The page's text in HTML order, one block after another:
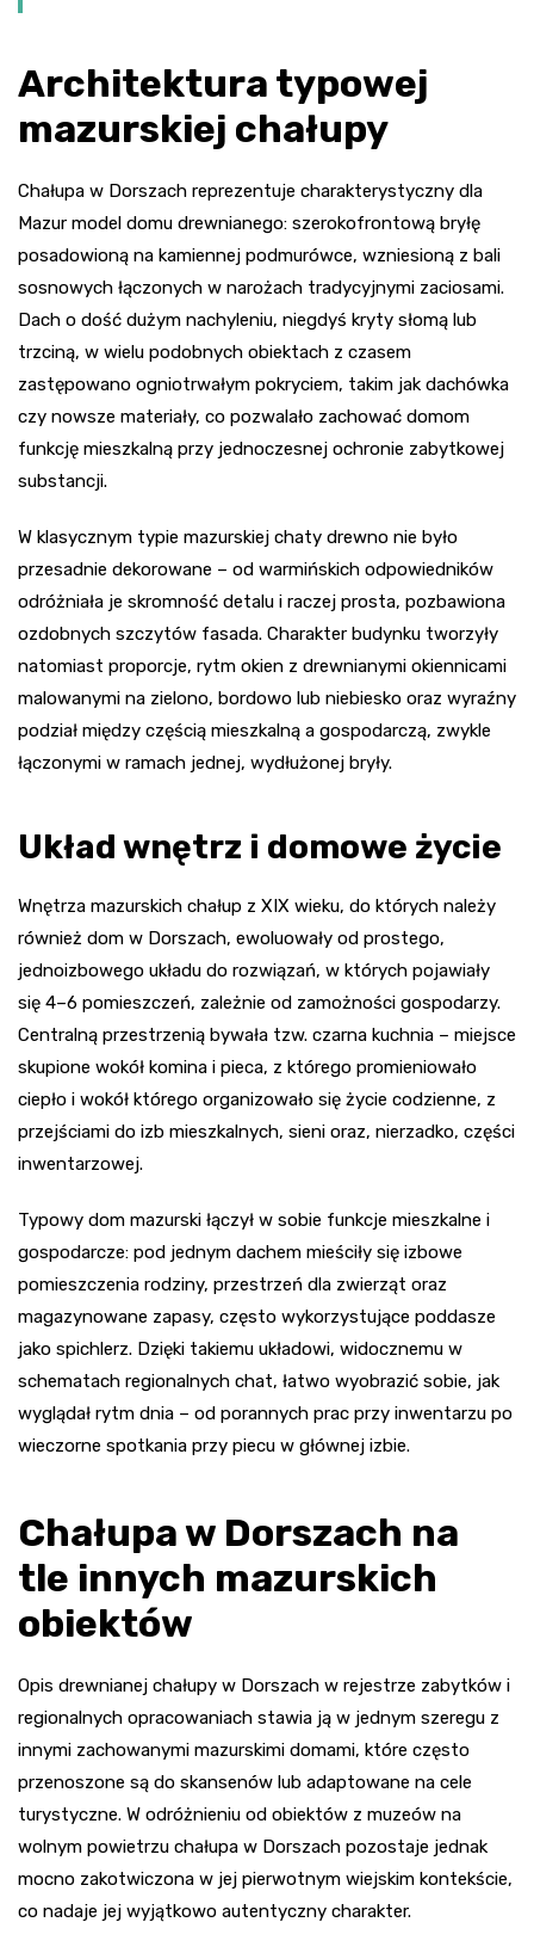
Architektura typowej
mazurskiej chałupy
Chałupa w Dorszach reprezentuje charakterystyczny dla
Mazur model domu drewnianego: szerokofrontową bryłę
posadowioną na kamiennej podmurówce, wzniesioną z bali
sosnowych łączonych w narożach tradycyjnymi zaciosami.
Dach o dość dużym nachyleniu, niegdyś kryty słomą lub
trzciną, w wielu podobnych obiektach z czasem
zastępowano ogniotrwałym pokryciem, takim jak dachówka
czy nowsze materiały, co pozwalało zachować domom
funkcję mieszkalną przy jednoczesnej ochronie zabytkowej
substancji.
W klasycznym typie mazurskiej chaty drewno nie było
przesadnie dekorowane – od warmińskich odpowiedników
odróżniała je skromność detalu i raczej prosta, pozbawiona
ozdobnych szczytów fasada. Charakter budynku tworzyły
natomiast proporcje, rytm okien z drewnianymi okiennicami
malowanymi na zielono, bordowo lub niebiesko oraz wyraźny
podział między częścią mieszkalną a gospodarczą, zwykle
łączonymi w ramach jednej, wydłużonej bryły.
Układ wnętrz i domowe życie
Wnętrza mazurskich chałup z XIX wieku, do których należy
również dom w Dorszach, ewoluowały od prostego,
jednoizbowego układu do rozwiązań, w których pojawiały
się 4–6 pomieszczeń, zależnie od zamożności gospodarzy.
Centralną przestrzenią bywała tzw. czarna kuchnia – miejsce
skupione wokół komina i pieca, z którego promieniowało
ciepło i wokół którego organizowało się życie codzienne, z
przejściami do izb mieszkalnych, sieni oraz, nierzadko, części
inwentarzowej.
Typowy dom mazurski łączył w sobie funkcje mieszkalne i
gospodarcze: pod jednym dachem mieściły się izbowe
pomieszczenia rodziny, przestrzeń dla zwierząt oraz
magazynowane zapasy, często wykorzystujące poddasze
jako spichlerz. Dzięki takiemu układowi, widocznemu w
schematach regionalnych chat, łatwo wyobrazić sobie, jak
wyglądał rytm dnia – od porannych prac przy inwentarzu po
wieczorne spotkania przy piecu w głównej izbie.
Chałupa w Dorszach na
tle innych mazurskich
obiektów
Opis drewnianej chałupy w Dorszach w rejestrze zabytków i
regionalnych opracowaniach stawia ją w jednym szeregu z
innymi zachowanymi mazurskimi domami, które często
przenoszone są do skansenów lub adaptowane na cele
turystyczne. W odróżnieniu od obiektów z muzeów na
wolnym powietrzu chałupa w Dorszach pozostaje jednak
mocno zakotwiczona w jej pierwotnym wiejskim kontekście,
co nadaje jej wyjątkowo autentyczny charakter.